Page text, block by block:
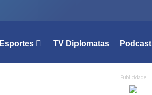
Esportes TV Diplomatas Podcast
Publicidade